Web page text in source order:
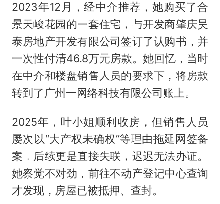
2023年12月，经中介推荐，她购买了合
景天峻花园的一套住宅，与开发商肇庆昊
泰房地产开发有限公司签订了认购书，并
一次性付清46.8万元房款。她回忆，当时
在中介和楼盘销售人员的要求下，将房款
转到了广州一网络科技有限公司账上。
2025年，叶小姐顺利收房，但销售人员
屡次以“大产权未确权”等理由拖延网签备
案，后续更是直接失联，迟迟无法办证。
她察觉不对劲，前往不动产登记中心查询
才发现，房屋已被抵押、查封。